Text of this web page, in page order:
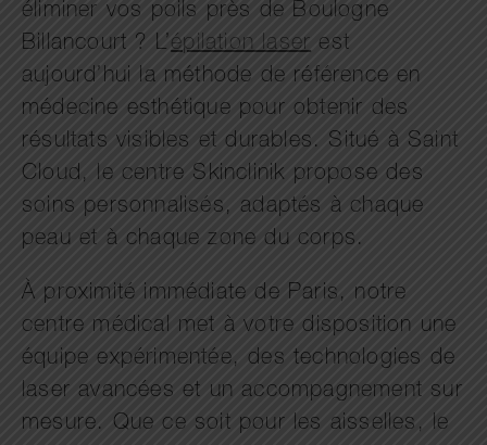
éliminer vos poils près de Boulogne
Billancourt ? L’épilation laser est
aujourd’hui la méthode de référence en
médecine esthétique pour obtenir des
résultats visibles et durables. Situé à Saint
Cloud, le centre Skinclinik propose des
soins personnalisés, adaptés à chaque
peau et à chaque zone du corps.
À proximité immédiate de Paris, notre
centre médical met à votre disposition une
équipe expérimentée, des technologies de
laser avancées et un accompagnement sur
mesure. Que ce soit pour les aisselles, le